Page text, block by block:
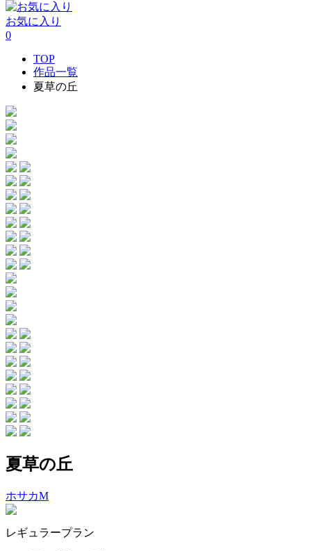
お気に入り
0
TOP
作品一覧
夏草の丘
夏草の丘
ホサカM
レギュラープラン